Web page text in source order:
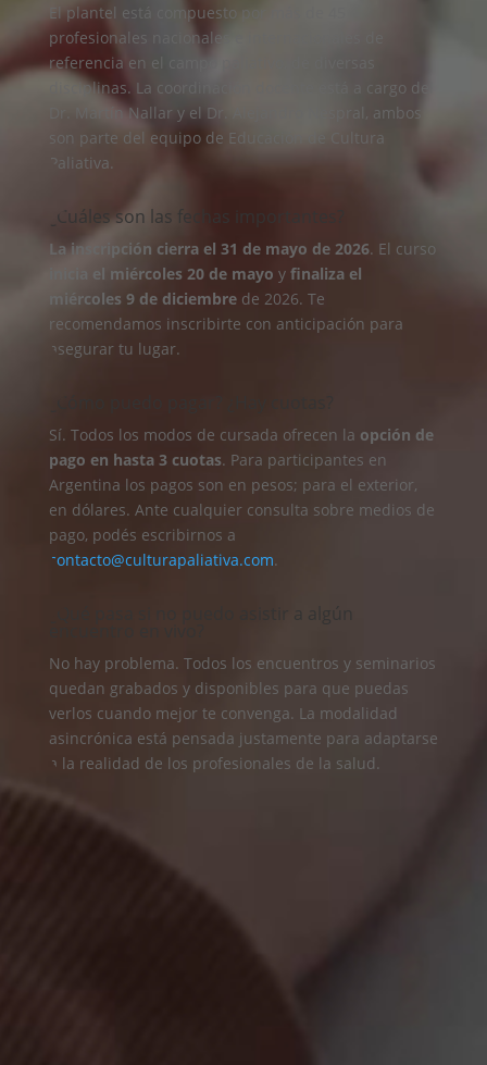
El plantel está compuesto por más de 45
profesionales nacionales e internacionales de
referencia en el campo paliativo, de diversas
disciplinas. La coordinación docente está a cargo del
Dr. Martín Nallar y el Dr. Alejandro Nespral, ambos
son parte del equipo de Educación de Cultura
Paliativa.
¿Cuáles son las fechas importantes?
La inscripción cierra el 31 de mayo de 2026. El curso
inicia el miércoles 20 de mayo y finaliza el
miércoles 9 de diciembrede 2026. Te
recomendamos inscribirte con anticipación para
asegurar tu lugar.
Sí. Todos los modos de cursada ofrecen la opción de
pago en hasta 3 cuotas. Para participantes en
Argentina los pagos son en pesos; para el exterior,
en dólares. Ante cualquier consulta sobre medios de
pago, podés escribirnos a
contacto@culturapaliativa.com.
¿Qué pasa si no puedo asistir a algún
No hay problema. Todos los encuentros y seminarios
quedan grabados y disponibles para que puedas
verlos cuando mejor te convenga. La modalidad
asincrónica está pensada justamente para adaptarse
a la realidad de los profesionales de la salud.